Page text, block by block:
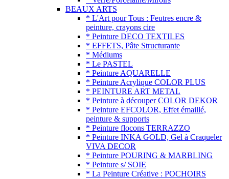
BEAUX ARTS
* L'Art pour Tous : Feutres encre &
peinture, crayons cire
* Peinture DECO TEXTILES
* EFFETS, Pâte Structurante
* Médiums
* Le PASTEL
* Peinture AQUARELLE
* Peinture Acrylique COLOR PLUS
* PEINTURE ART METAL
* Peinture à découper COLOR DEKOR
* Peinture EFCOLOR, Effet émaillé,
peinture & supports
* Peinture flocons TERRAZZO
* Peinture INKA GOLD, Gel à Craqueler
VIVA DECOR
* Peinture POURING & MARBLING
* Peinture s/ SOIE
* La Peinture Créative : POCHOIRS